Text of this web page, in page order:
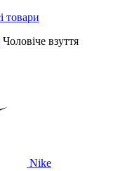
Чоловіче взуття
Nike